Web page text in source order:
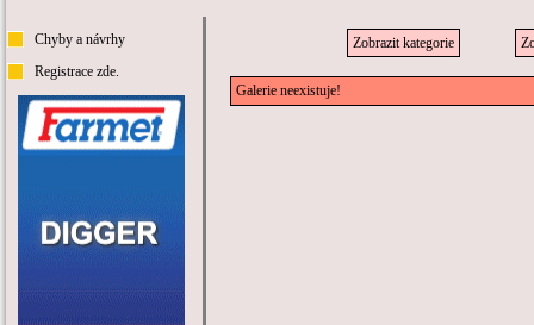
Chyby a návrhy
Registrace zde.
Zobrazit kategorie
Galerie neexistuje!